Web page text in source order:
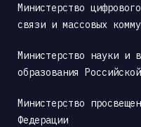
Министерство
связи и массовых
Министерство науки и
образования
Министерство
Федерации